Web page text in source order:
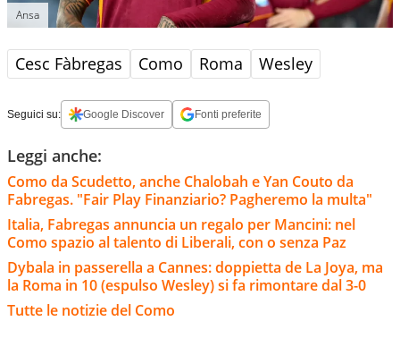
Ansa
Cesc Fàbregas Como Roma Wesley
Seguici su: Google Discover Fonti preferite
Leggi anche:
Como da Scudetto, anche Chalobah e Yan Couto da
Fabregas. "Fair Play Finanziario? Pagheremo la multa"
Italia, Fabregas annuncia un regalo per Mancini: nel
Como spazio al talento di Liberali, con o senza Paz
Dybala in passerella a Cannes: doppietta de La Joya, ma
la Roma in 10 (espulso Wesley) si fa rimontare dal 3-0
Tutte le notizie del Como